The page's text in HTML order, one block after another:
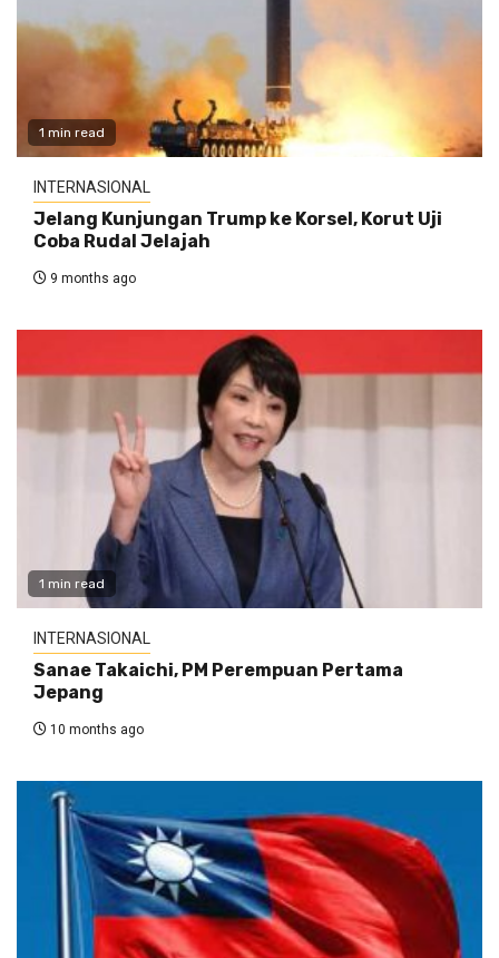
1 min read
INTERNASIONAL
Jelang Kunjungan Trump ke Korsel, Korut Uji
Coba Rudal Jelajah
9 months ago
1 min read
INTERNASIONAL
Sanae Takaichi, PM Perempuan Pertama
Jepang
10 months ago